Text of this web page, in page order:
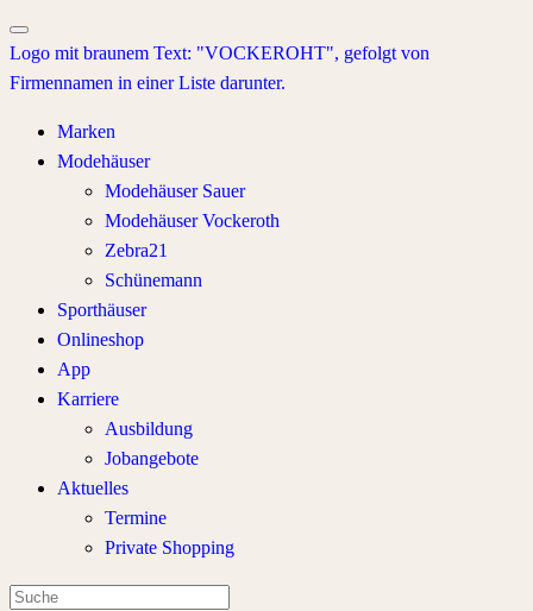
Marken
Modehäuser
Modehäuser Sauer
Modehäuser Vockeroth
Zebra21
Schünemann
Sporthäuser
Onlineshop
App
Karriere
Ausbildung
Jobangebote
Aktuelles
Termine
Private Shopping